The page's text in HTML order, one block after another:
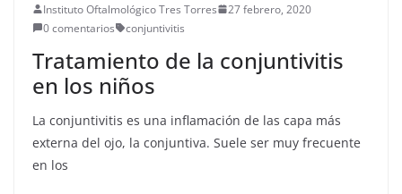
Instituto Oftalmológico Tres Torres
27 febrero, 2020
0 comentarios
conjuntivitis
Tratamiento de la conjuntivitis
en los niños
La conjuntivitis es una inflamación de las capa más
externa del ojo, la conjuntiva. Suele ser muy frecuente
en los